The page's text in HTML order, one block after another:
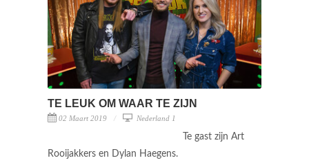
TE LEUK OM WAAR TE ZIJN
02 Maart 2019 Nederland 1
Te gast zijn Art
Rooijakkers en Dylan Haegens.